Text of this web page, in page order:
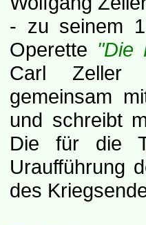
- zu seinem
Operette "Die
Carl Zeller
gemeinsam
und schreibt
Die für die
Uraufführung
des